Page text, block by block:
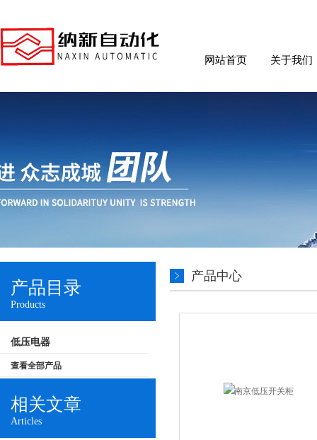
网站首页 关于我们
产品目录
Products
低压电器
查看全部产品
相关文章
Articles
产品中心